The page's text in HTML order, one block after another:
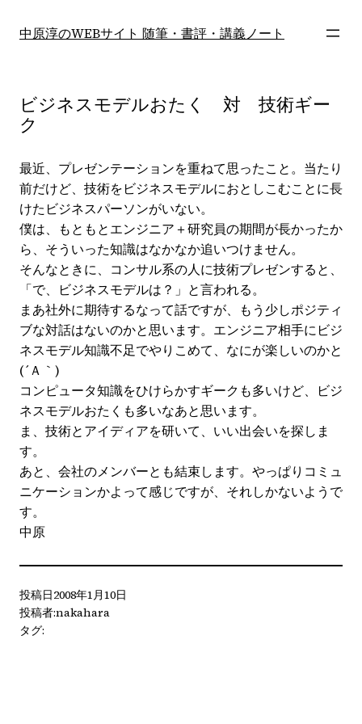
中原淳のWEBサイト 随筆・書評・講義ノート
ビジネスモデルおたく 対 技術ギー
ク
最近、プレゼンテーションを重ねて思ったこと。当たり
前だけど、技術をビジネスモデルにおとしこむことに長
けたビジネスパーソンがいない。
僕は、もともとエンジニア＋研究員の期間が長かったか
ら、そういった知識はなかなか追いつけません。
そんなときに、コンサル系の人に技術プレゼンすると、
「で、ビジネスモデルは？」と言われる。
まあ社外に期待するなって話ですが、もう少しポジティ
ブな対話はないのかと思います。エンジニア相手にビジ
ネスモデル知識不足でやりこめて、なにが楽しいのかと
(´Ａ｀)
コンピュータ知識をひけらかすギークも多いけど、ビジ
ネスモデルおたくも多いなあと思います。
ま、技術とアイディアを研いて、いい出会いを探しま
す。
あと、会社のメンバーとも結束します。やっぱりコミュ
ニケーションかよって感じですが、それしかないようで
す。
中原
投稿日2008年1月10日
投稿者:nakahara
タグ: